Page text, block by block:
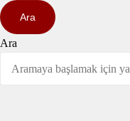
Ara
Ara